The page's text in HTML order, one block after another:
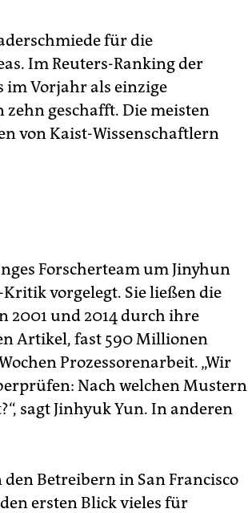
für die
Im Reuters-Ranking der
im Vorjahr als einzige
geschafft. Die meisten
von Kaist-Wissenschaftlern
Forscherteam um Jinyhun
vorgelegt. Sie ließen die
2001 und 2014 durch ihre
Artikel, fast 590 Millionen
Prozessorenarbeit. „Wir
Nach welchen Mustern
sagt Jinhyuk Yun. In anderen
Betreibern in San Francisco
ersten Blick vieles für